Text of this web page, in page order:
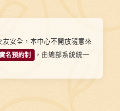
安全，本中心不開放隨意來
名預約制
，由總部系統統一